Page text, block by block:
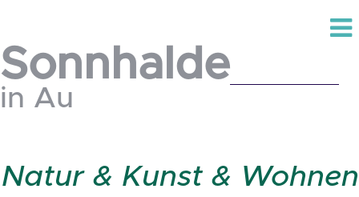
Sonnhalde
in Au
Natur & Kunst & Wohnen